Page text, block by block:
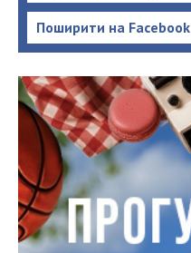
Поширити на Facebook